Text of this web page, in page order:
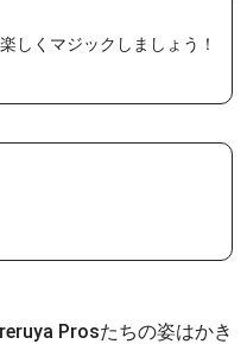
しくマジックしましょう！
Prosたちの姿はかき